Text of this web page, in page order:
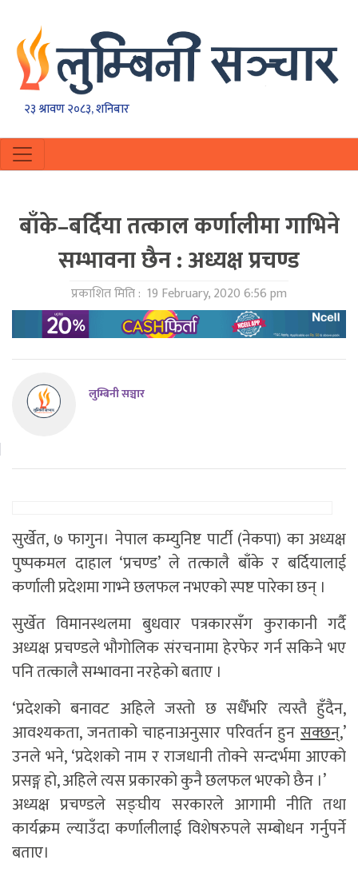
२३ श्रावण २०८३, शनिबार
बाँके–बर्दिया तत्काल कर्णालीमा गाभिने
सम्भावना छैन : अध्यक्ष प्रचण्ड
प्रकाशित मिति : 19 February, 2020 6:56 pm
लुम्बिनी सञ्चार
सुर्खेत, ७ फागुन। नेपाल कम्युनिष्ट पार्टी (नेकपा) का अध्यक्ष
पुष्पकमल दाहाल ‘प्रचण्ड’ ले तत्कालै बाँके र बर्दियालाई
कर्णाली प्रदेशमा गाभ्ने छलफल नभएको स्पष्ट पारेका छन् ।
सुर्खेत विमानस्थलमा बुधवार पत्रकारसँग कुराकानी गर्दै
अध्यक्ष प्रचण्डले भौगोलिक संरचनामा हेरफेर गर्न सकिने भए
पनि तत्कालै सम्भावना नरहेको बताए ।
‘प्रदेशको बनावट अहिले जस्तो छ सधैँभरि त्यस्तै हुँदैन,
आवश्यकता, जनताको चाहनाअनुसार परिवर्तन हुन सक्छन्,’
उनले भने, ‘प्रदेशको नाम र राजधानी तोक्ने सन्दर्भमा आएको
प्रसङ्ग हो, अहिले त्यस प्रकारको कुनै छलफल भएको छैन ।’
अध्यक्ष प्रचण्डले सङ्घीय सरकारले आगामी नीति तथा
कार्यक्रम ल्याउँदा कर्णालीलाई विशेषरुपले सम्बोधन गर्नुपर्ने
बताए।